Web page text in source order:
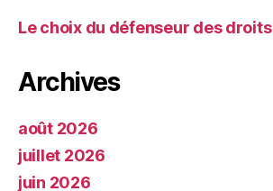
Le choix du défenseur des droits
Archives
août 2026
juillet 2026
juin 2026